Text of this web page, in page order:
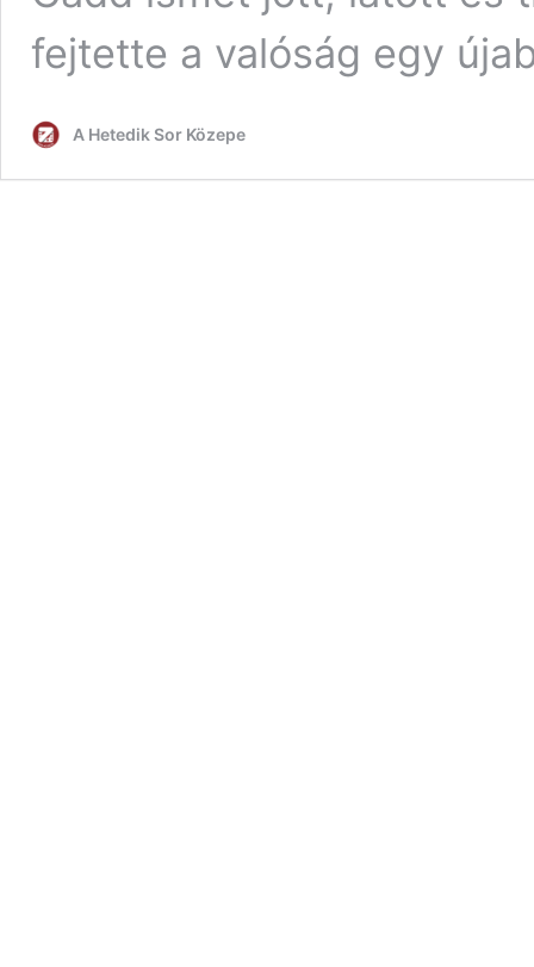
fejtette a valóság egy
A Hetedik Sor Közepe